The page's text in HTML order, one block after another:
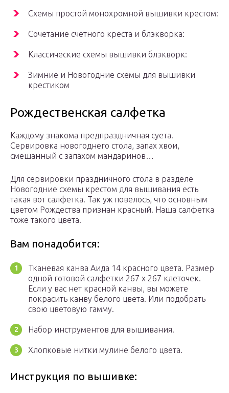
Схемы простой монохромной вышивки крестом:
Сочетание счетного креста и блэкворка:
Классические схемы вышивки блэкворк:
Зимние и Новогодние схемы для вышивки
крестиком
Рождественская салфетка
Каждому знакома предпраздничная суета.
Сервировка новогоднего стола, запах хвои,
смешанный с запахом мандаринов…
Для сервировки праздничного стола в разделе
Новогодние схемы крестом для вышивания есть
такая вот салфетка. Так уж повелось, что основным
цветом Рождества признан красный. Наша салфетка
тоже такого цвета.
Вам понадобится:
Тканевая канва Аида 14 красного цвета. Размер
одной готовой салфетки 267 х 267 клеточек.
Если у вас нет красной канвы, вы можете
покрасить канву белого цвета. Или подобрать
свою цветовую гамму.
Набор инструментов для вышивания.
Хлопковые нитки мулине белого цвета.
Инструкция по вышивке: